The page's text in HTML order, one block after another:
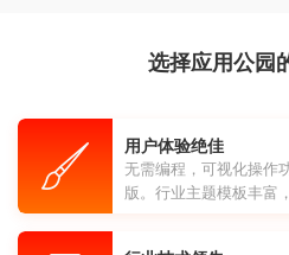
选择应用公园
用户体验绝佳
无需编程，可视化操作
版。行业主题模板丰富